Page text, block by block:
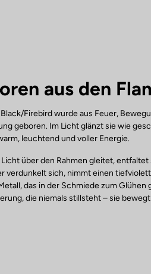
aus den
Firebird wurde aus Feuer,
geboren. Im Licht glänzt sie wie
leuchtend und voller Energie.
Licht über den Rahmen gleitet, entfaltet
verdunkelt sich, nimmt einen
das in der Schmiede zum Glühen
die niemals stillsteht – sie